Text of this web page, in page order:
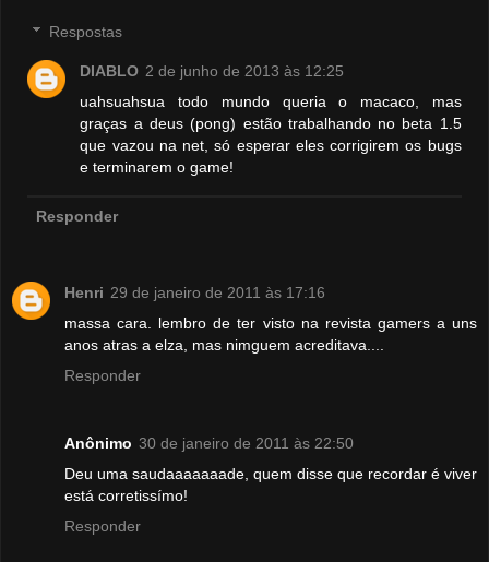
Respostas
DIABLO 2 de junho de 2013 às 12:25
uahsuahsua todo mundo queria o macaco, mas
graças a deus (pong) estão trabalhando no beta 1.5
que vazou na net, só esperar eles corrigirem os bugs
e terminarem o game!
Responder
Henri 29 de janeiro de 2011 às 17:16
massa cara. lembro de ter visto na revista gamers a uns
anos atras a elza, mas nimguem acreditava....
Responder
Anônimo 30 de janeiro de 2011 às 22:50
Deu uma saudaaaaaaade, quem disse que recordar é viver
está corretissímo!
Responder